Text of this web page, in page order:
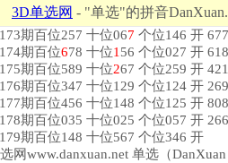
3D单选网 - "单选"的拼音
期百位257 十位067 个位146 开
期百位678 十位1 56 个位027 开
期百位589 十位267 个位259 开
期百位347 十位129 个位124 开 269
期百位456 十位148 个位125 开 808
期百位035 十位025 个位057 开 266
期百位148 十位567 个位346 开
网www.danxuan.net 单选（